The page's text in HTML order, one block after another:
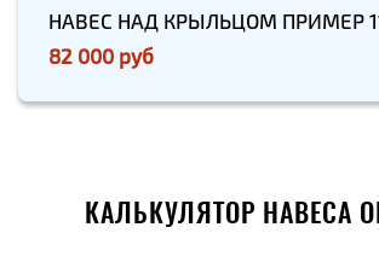
НАВЕС НАД КРЫЛЬЦОМ ПРИМЕР
82 000 руб
КАЛЬКУЛЯТОР НАВЕСА